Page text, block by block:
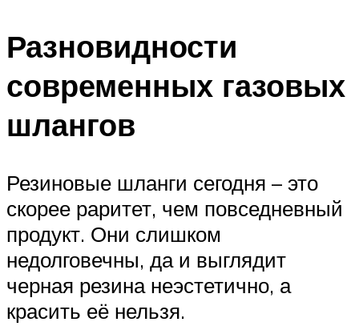
Разновидности
современных газовых
шлангов
Резиновые шланги сегодня – это
скорее раритет, чем повседневный
продукт. Они слишком
недолговечны, да и выглядит
черная резина неэстетично, а
красить её нельзя.